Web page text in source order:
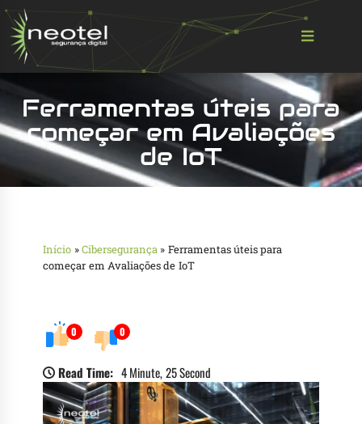
Ferramentas úteis para
começar em Avaliações
de IoT
Início »Cibersegurança » Ferramentas úteis para
começar em Avaliações de IoT
0 0
Read Time: 4 Minute, 25 Second